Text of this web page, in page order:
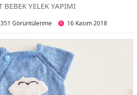
BEBEK YELEK YAPIMI
Görüntülenme 16 Kasım 2018